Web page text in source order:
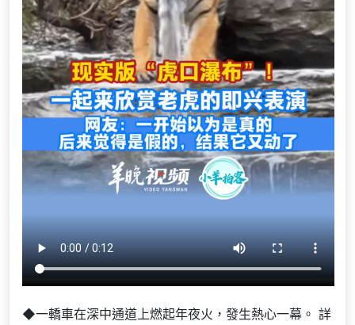
◆一轎車在深中通道上燃起年夜火，發生熱心一幕。 詳